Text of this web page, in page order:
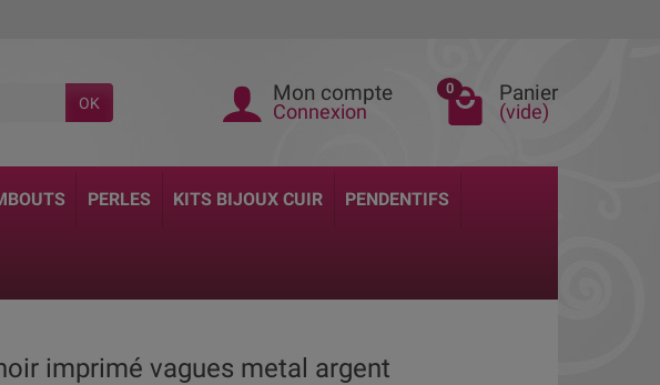
OK Mon compte
Connexion
0 Panier
(vide)
PERLES KITS BIJOUX CUIR PENDENTIFS
imprimé vagues metal argent